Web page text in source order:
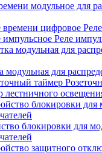
модульное для
Реле
модульная для
лестничного
блокировки для